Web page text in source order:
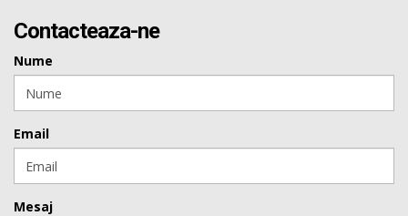
Contacteaza-ne
Nume
Email
Mesaj